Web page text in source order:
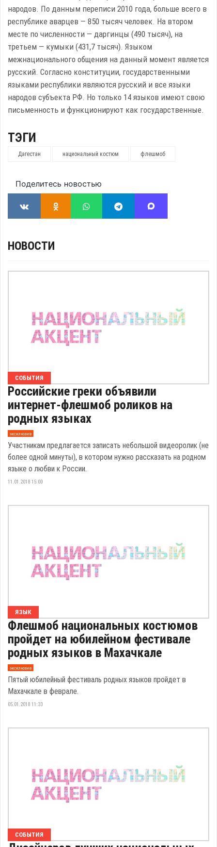
народов. По данным переписи 2010 года, больше всего в
республике аварцев — 850 тысяч человек. На втором
месте по численности — даргинцы (490 тысяч), на
третьем — кумыки (431,7 тысяч). Языком
межнационального общения на данный момент является
русский. Согласно конституции, государственными
языками республики являются русский и все языки
народов субъекта РФ. Но только 14 языков имеют свою
письменность и функционируют как государственные.
ТЭГИ
Дагестан национальный костюм флешмоб
Поделитесь новостью
НОВОСТИ
СОБЫТИЯ
Российские греки объявили
интернет-флешмоб роликов на
родных языках
эксклюзив
Участникам предлагается записать небольшой видеоролик (не
более одной минуты), в котором нужно рассказать на родном
языке о любви к России.
11.01.2018 15:00
ЯЗЫК
Флешмоб национальных костюмов
пройдет на юбилейном фестивале
родных языков в Махачкале
эксклюзив
Пятый юбилейный фестиваль родных языков пройдет в
Махачкале в феврале.
05.01.2018 11:33
СОБЫТИЯ